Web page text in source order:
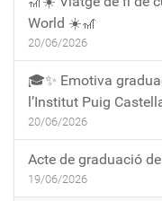
World ☀️🎢
20/06/2026
🎓✨ Emotiva
l’Institut Puig
20/06/2026
Acte de graduació
19/06/2026